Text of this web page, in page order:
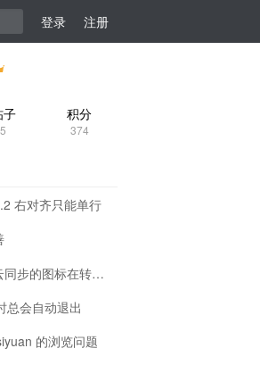
登录 注册
子
5
积分
374
右对齐只能单行
您见过禁止云同步的图标在转圈圈吗
总会自动退出
的浏览问题